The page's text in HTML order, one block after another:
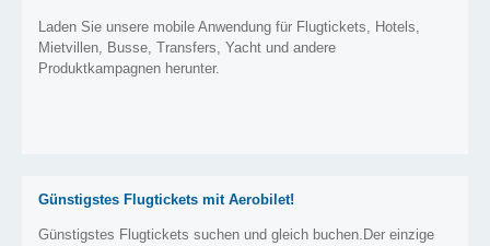
Laden Sie unsere mobile Anwendung für Flugtickets, Hotels,
Mietvillen, Busse, Transfers, Yacht und andere
Produktkampagnen herunter.
Günstigstes Flugtickets mit Aerobilet!
Günstigstes Flugtickets suchen und gleich buchen.Der einzige